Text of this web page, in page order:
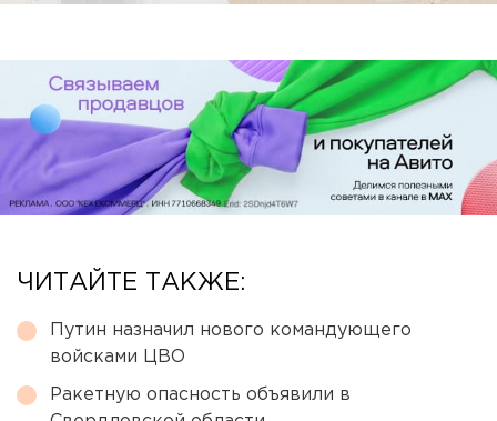
ЧИТАЙТЕ ТАКЖЕ:
Путин назначил нового командующего
войсками ЦВО
Ракетную опасность объявили в